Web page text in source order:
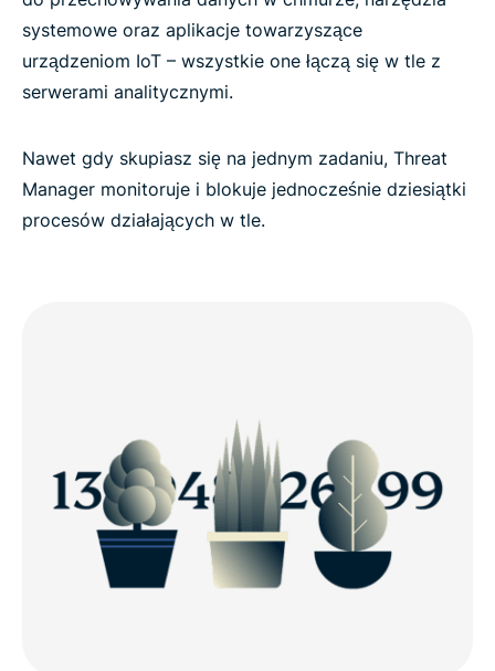
systemowe oraz aplikacje towarzyszące
urządzeniom IoT – wszystkie one łączą się w tle z
serwerami analitycznymi.
Nawet gdy skupiasz się na jednym zadaniu, Threat
Manager monitoruje i blokuje jednocześnie dziesiątki
procesów działających w tle.